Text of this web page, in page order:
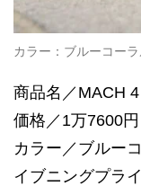
カラー：ブルーコー
商品名／MACH 4
価格／1万7600円
カラー／ブルー
イブニングプラ